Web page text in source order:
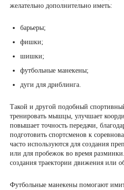
желательно дополнительно иметь:
барьеры;
фишки;
шишки;
футбольные манекены;
дуги для дриблинга.
Такой и другой подобный
тренировать мышцы, улучшает
повышает точность передачи,
подготовить спортсменов к
часто используются для создания
или для пробежок во время
создания траектории движения или
Футбольные манекены помогают